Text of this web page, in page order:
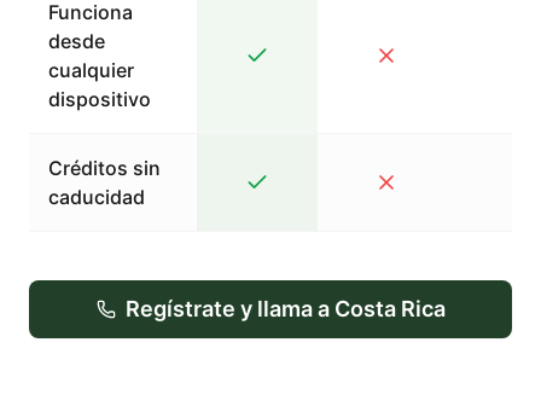
Funciona
desde
cualquier
dispositivo
Créditos sin
caducidad
Regístrate y llama a Costa Rica